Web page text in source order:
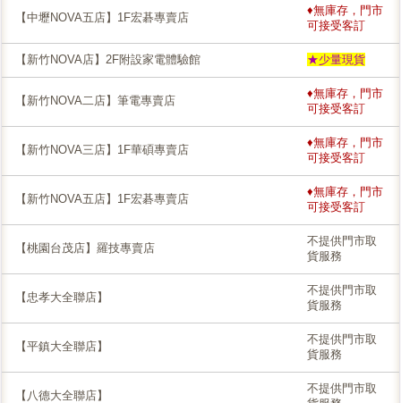
【中壢NOVA五店】1F宏碁專賣店
♦無庫存，門市
可接受客訂
【新竹NOVA店】2F附設家電體驗館 ★少量現貨
【新竹NOVA二店】筆電專賣店
♦無庫存，門市
可接受客訂
【新竹NOVA三店】1F華碩專賣店
♦無庫存，門市
可接受客訂
【新竹NOVA五店】1F宏碁專賣店
♦無庫存，門市
可接受客訂
【桃園台茂店】羅技專賣店
不提供門市取
貨服務
【忠孝大全聯店】
不提供門市取
貨服務
【平鎮大全聯店】
不提供門市取
貨服務
【八德大全聯店】
不提供門市取